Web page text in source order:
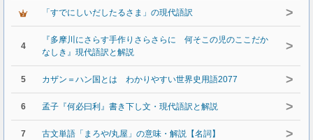
「すでにしいだしたるさま」の現代語訳 >
4
『多摩川にさらす手作りさらさらに 何そこの児のここだか
なしき』現代語訳と解説
>
5 カザン＝ハン国とは わかりやすい世界史用語2077 >
6 孟子『何必曰利』書き下し文・現代語訳と解説 >
7 古文単語「まろや/丸屋」の意味・解説【名詞】 >